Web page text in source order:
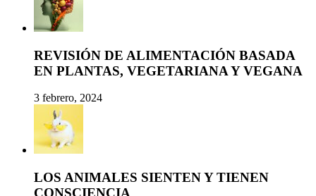
REVISIÓN DE ALIMENTACIÓN BASADA
EN PLANTAS, VEGETARIANA Y VEGANA
3 febrero, 2024
LOS ANIMALES SIENTEN Y TIENEN
CONSCIENCIA